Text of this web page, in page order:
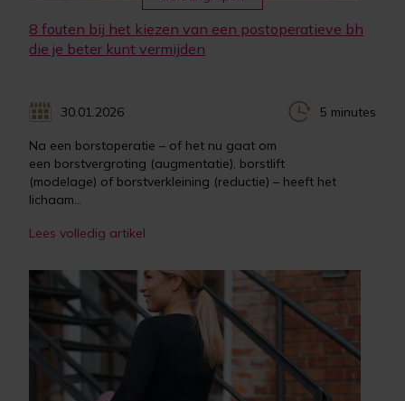
8 fouten bij het kiezen van een postoperatieve bh
die je beter kunt vermijden
30.01.2026 5 minutes
Na een borstoperatie – of het nu gaat om
een borstvergroting (augmentatie), borstlift
(modelage) of borstverkleining (reductie) – heeft het
lichaam...
Lees volledig artikel